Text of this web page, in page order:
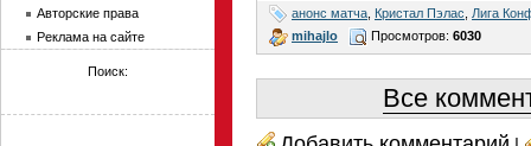
анонс матча Кристал Пэлас
Лига
mihajlo
Просмотров: 6030
Все
Авторские права
Реклама на сайте
Поиск: